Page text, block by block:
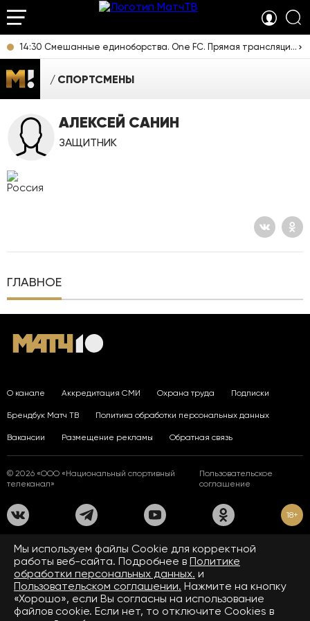
14:30 Смешанные единоборства. One FC. Прямая трансляция из Таиланда
СПОРТСМЕНЫ
АЛЕКСЕЙ САНИН
ЗАЩИТНИК
ГЛАВНОЕ
О канале Аккредитация СМИ Охрана труда Подписки
Брендбук Матч ТВ Политика обработки персональных данных
Вакансии Размещение рекламы Обратная связь
© 2026 «ООО «Национальный спортивный
телеканал»
Пользовательское
соглашение
18+
На сайте применяются рекомендательные технологии. Подробнее
Правилах применения рекомендательных технологий.
Средство массовой информации сетевое издание «www.matchtv.ru»
зарегистрировано Федеральной службой по надзору в сфере связи,
информационных технологий и массовых коммуникаций (Роскомнадзор).
Свидетельство о регистрации средства массовой информации ЭЛ № ФС 77 - 72390
от 28.02.2018. Название — www.matchtv.ru.
Учредитель (соучредители) СМИ сетевого издания «www.matchtv.ru»: ООО
Мы используем файлы Сookie для корректной
работы веб-сайта. Подробнее в Политике
обработки персональных данных. и
Пользовательском соглашении. Нажмите на кнопку
«Хорошо», если Вы согласны на использование
файлов cookie. Если нет, то отключите Cookies в